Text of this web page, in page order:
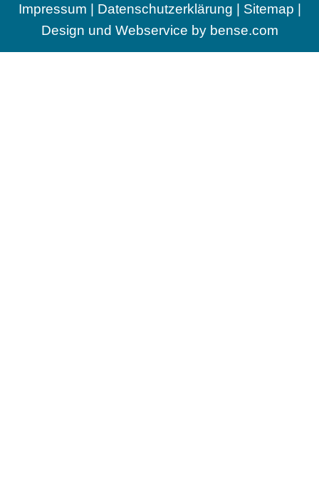
Impressum | Datenschutzerklärung | Sitemap |
Design und Webservice by bense.com